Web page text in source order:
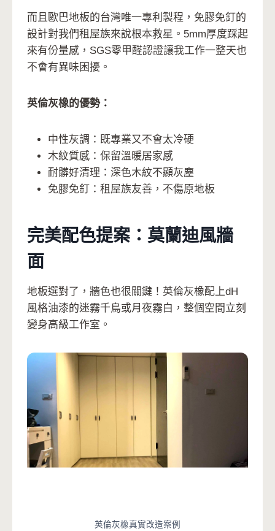
而且歐巴地板的台灣唯一專利製程，免膠免釘的
設計對我們租屋族來說根本救星。5mm厚度踩起
來有份量感，SGS零甲醛認證讓我工作一整天也
不會有異味困擾。
英倫灰橡的優勢：
中性灰調：既專業又不會太冷硬
木紋質感：保留溫暖居家感
耐髒好清理：深色木紋不顯灰塵
免膠免釘：租屋族友善，不傷原地板
完美配色提案：莫蘭迪風牆
面
地板選對了，牆色也很關鍵！英倫灰橡配上dH
風格油漆的迷霧千鳥或月夜霧白，整個空間立刻
變身高級工作室。
英倫灰橡真實改造案例